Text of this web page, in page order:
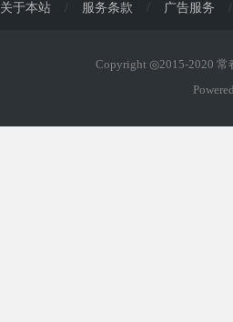
关于本站 / 服务条款 / 广告服务 /
Copyright ◎2015-2020 常